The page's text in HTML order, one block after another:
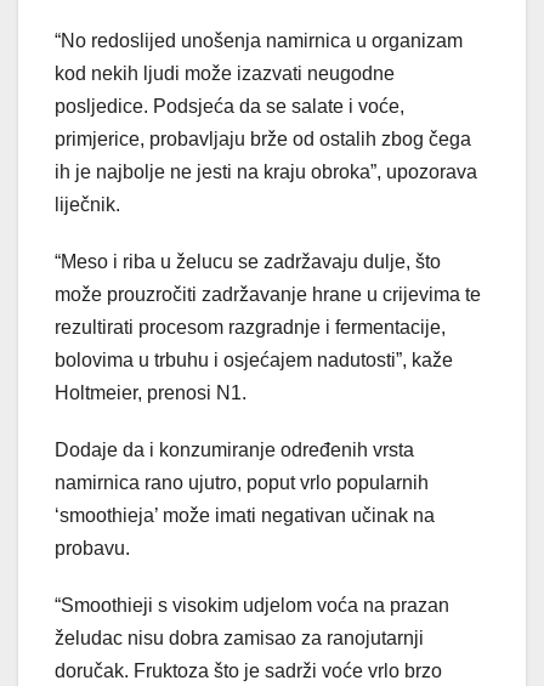
“No redoslijed unošenja namirnica u organizam
kod nekih ljudi može izazvati neugodne
posljedice. Podsjeća da se salate i voće,
primjerice, probavljaju brže od ostalih zbog čega
ih je najbolje ne jesti na kraju obroka”, upozorava
liječnik.
“Meso i riba u želucu se zadržavaju dulje, što
može prouzročiti zadržavanje hrane u crijevima te
rezultirati procesom razgradnje i fermentacije,
bolovima u trbuhu i osjećajem nadutosti”, kaže
Holtmeier, prenosi N1.
Dodaje da i konzumiranje određenih vrsta
namirnica rano ujutro, poput vrlo popularnih
‘smoothieja’ može imati negativan učinak na
probavu.
“Smoothieji s visokim udjelom voća na prazan
želudac nisu dobra zamisao za ranojutarnji
doručak. Fruktoza što je sadrži voće vrlo brzo